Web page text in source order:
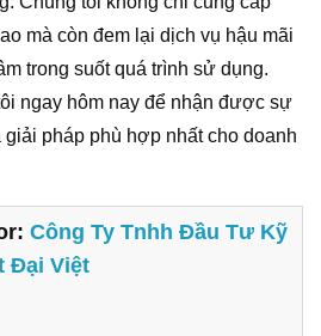
mà còn đem lại dịch vụ hậu mãi
trong suốt quá trình sử dụng.
ngay hôm nay để nhận được sự
pháp phù hợp nhất cho doanh
Công Ty Tnhh Đầu Tư Kỹ
Đại Việt